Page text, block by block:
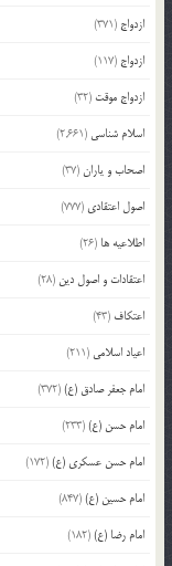
ازدواج (371)
ازدواج (117)
ازدواج موقت (32)
اسلام شناسی (2,661)
اصحاب و یاران(37)
اصول اعتقادی (777)
اطلاعیه ها (26)
اعتقادات و اصول دین (28)
اعتکاف (43)
اعیاد اسلامی (211)
امام جعفر صادق (ع)(372)
امام حسن (ع)(233)
امام حسن عسکری (ع)(172)
امام حسین (ع)(847)
امام رضا (ع)(182)